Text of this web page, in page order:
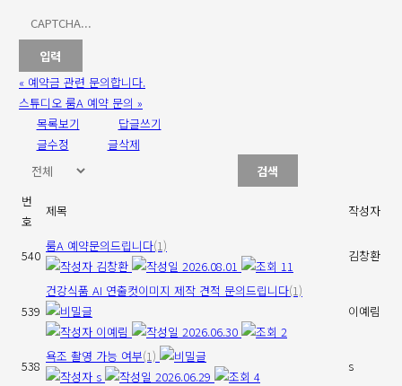
« 예약금 관련 문의합니다.
스튜디오 룸A 예약 문의 »
목록보기
답글쓰기
글수정
글삭제
검색
번
호
제목 작성자
540
룸A 예약문의드립니다(1)
김창환
2026.08.01 11
김창환
539
건강식품 AI 연출컷이미지 제작 견적 문의드립니다(1)
이예림 2026.06.30 2
이예림
538
욕조 촬영 가능 여부(1)
s
2026.06.29 4
s